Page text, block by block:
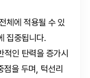
체에 적용될 수 있
집중됩니다.
적인 탄력을 증가시
점을 두며, 턱선리